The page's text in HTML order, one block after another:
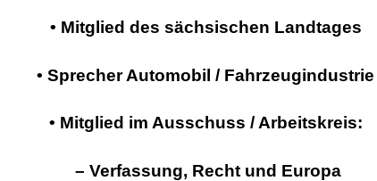
• Mitglied des sächsischen Landtages
• Sprecher Automobil / Fahrzeugindustrie
• Mitglied im Ausschuss / Arbeitskreis:
– Verfassung, Recht und Europa